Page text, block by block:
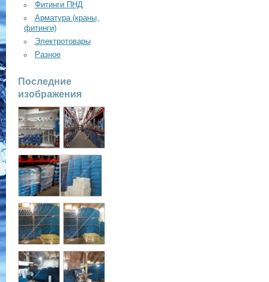
Фитинги ПНД
Арматура (краны,
фитинги)
Электротовары
Разное
Последние
изображения